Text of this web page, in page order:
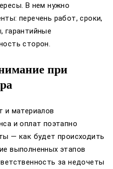
В нем нужно
перечень работ, сроки,
гарантийные
сторон.
при
и материалов
и оплат поэтапно
— как будет происходить
выполненных этапов
за недочеты